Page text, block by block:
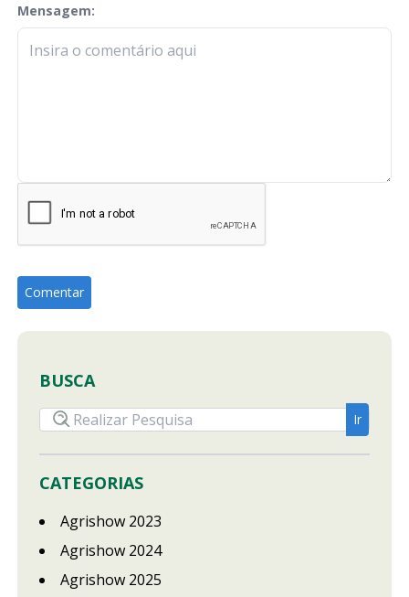
Mensagem:
check-terms
BUSCA
CATEGORIAS
Agrishow 2023
Agrishow 2024
Agrishow 2025